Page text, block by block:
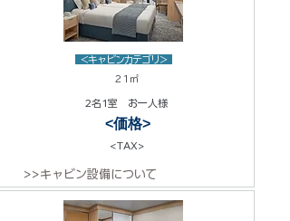
<キャビンカテゴリ>
21㎡
2名1室 お一人様
<価格>
<TAX>
>>キャビン設備について